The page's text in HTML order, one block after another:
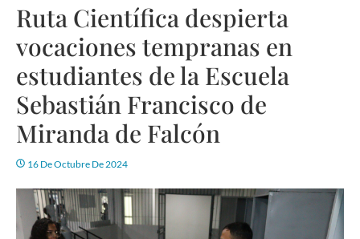
Ruta Científica despierta
vocaciones tempranas en
estudiantes de la Escuela
Sebastián Francisco de
Miranda de Falcón
16 De Octubre De 2024